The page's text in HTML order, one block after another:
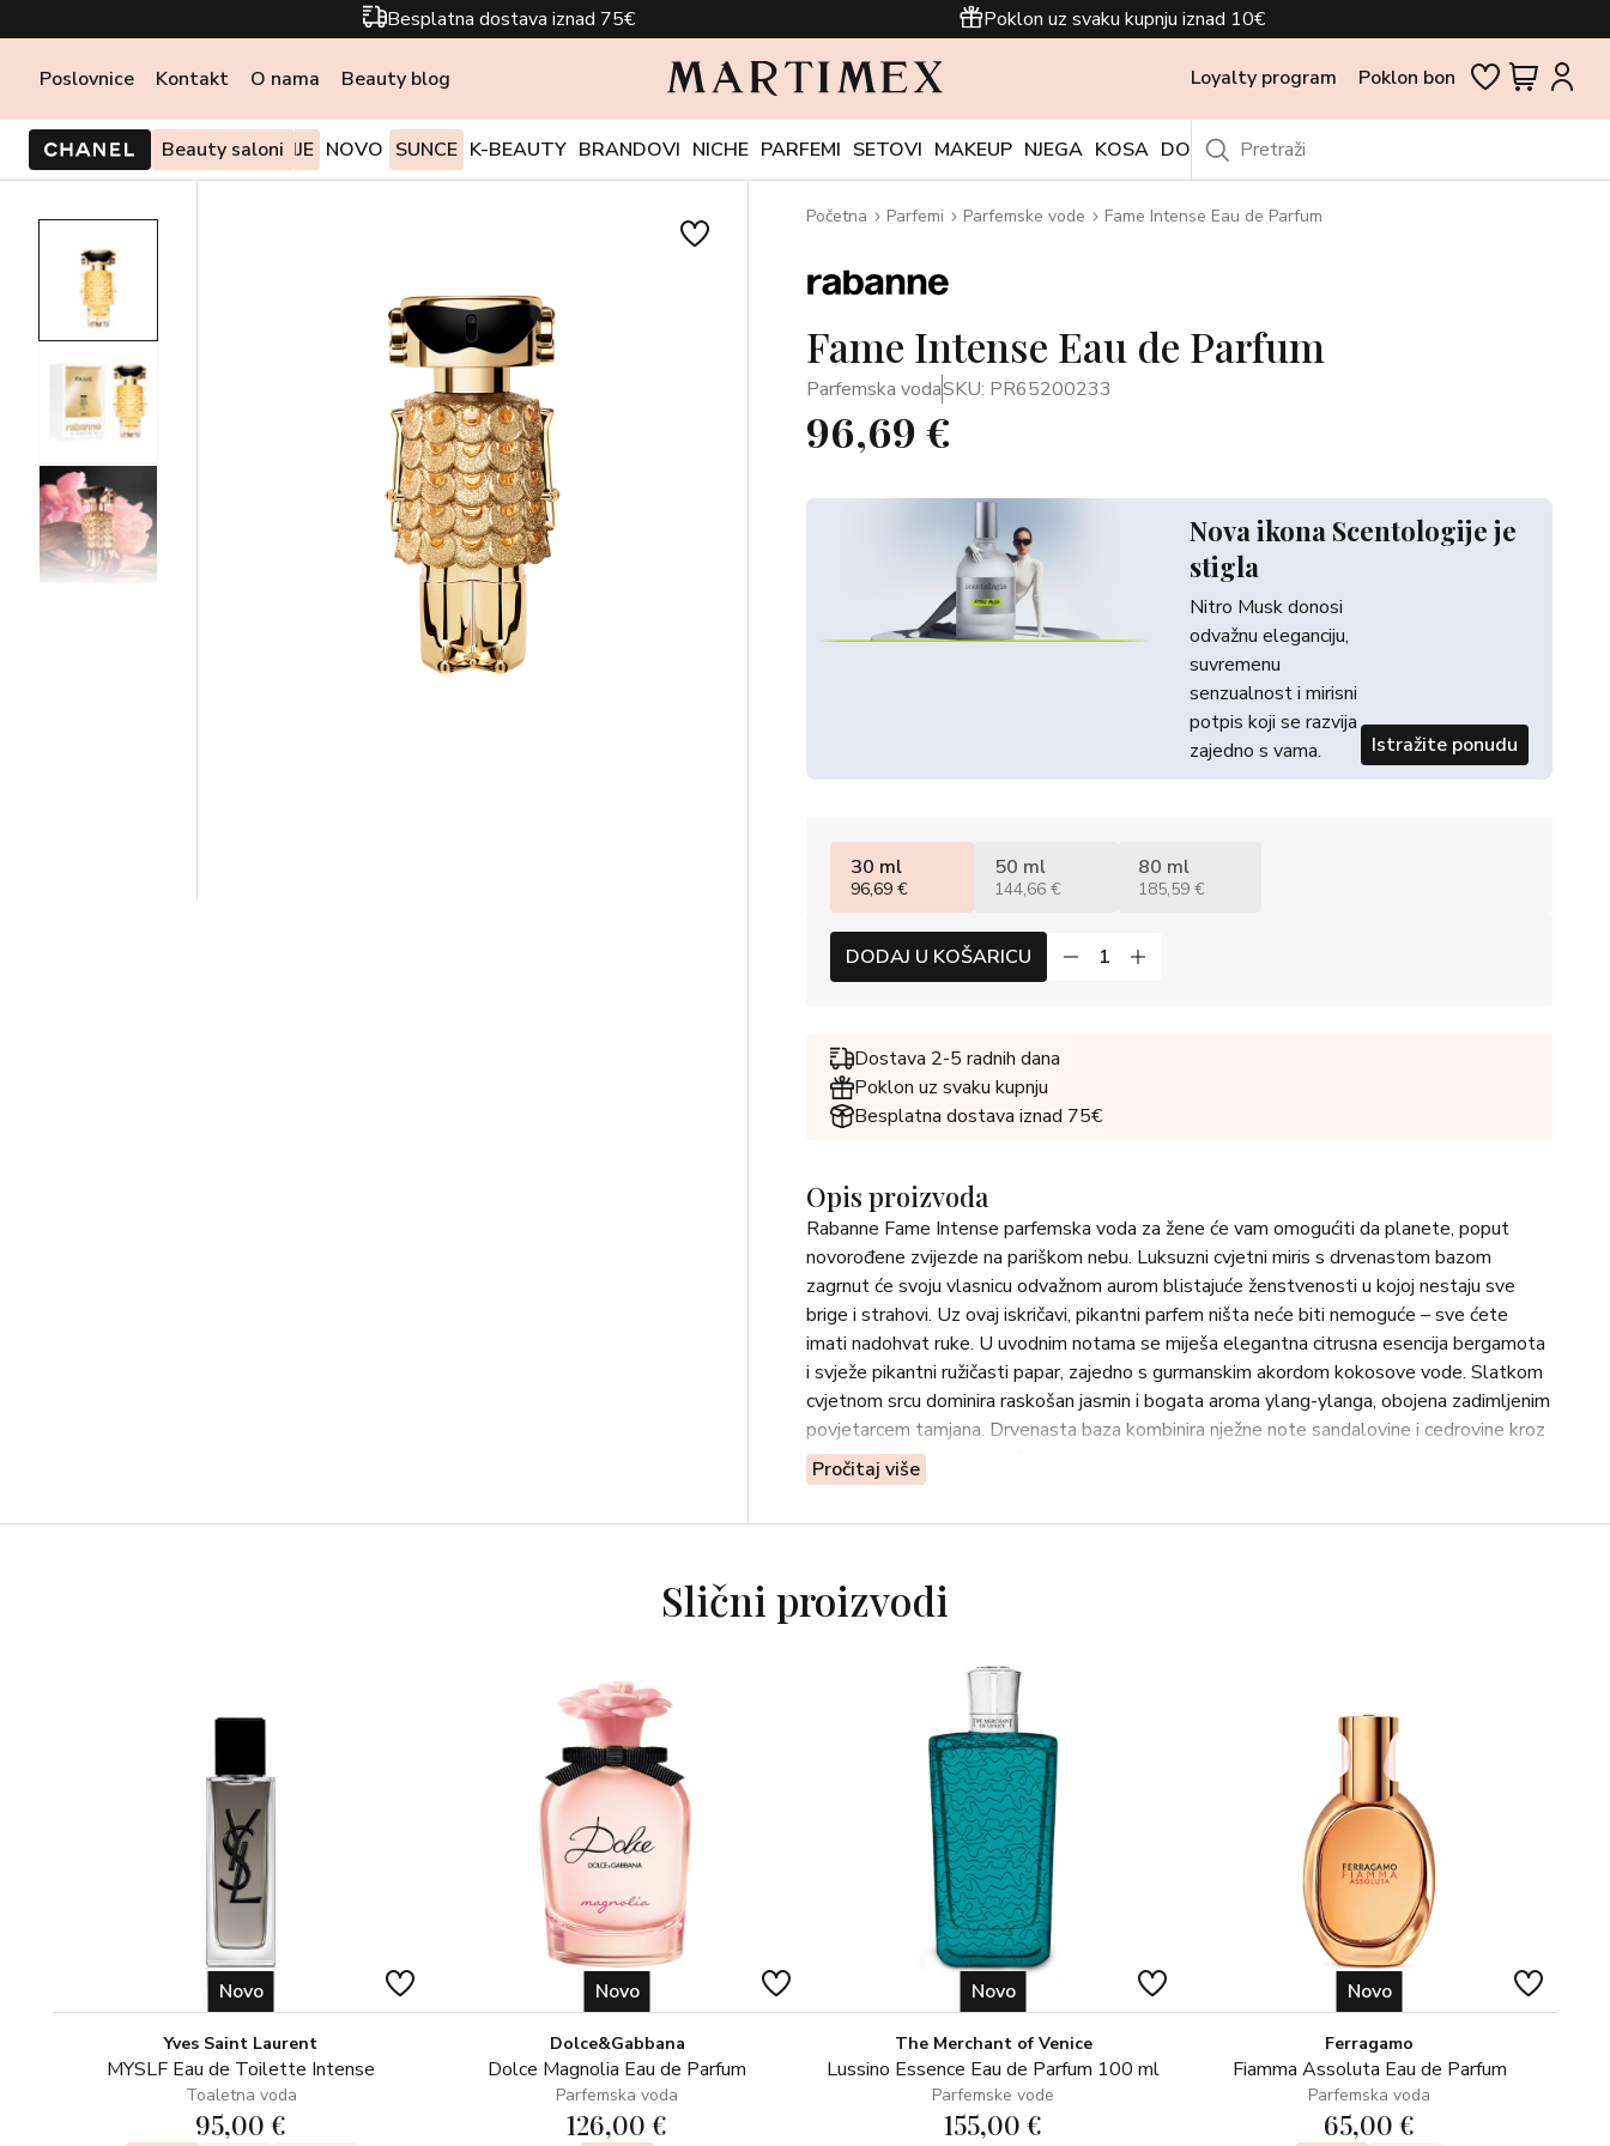
Besplatna dostava iznad 75€ Poklon uz svaku kupnju iznad 10€
Poslovnice Kontakt O nama Beauty blog Loyalty program Poklon bon
Beauty saloni
PONUDE I AKCIJE NOVO SUNCE K-BEAUTY BRANDOVI NICHE PARFEMI SETOVI MAKEUP NJEGA KOSA DODACI OUTLET
Početna Parfemi Parfemske vode Fame Intense Eau de Parfum
Fame Intense Eau de Parfum
Parfemska vodaSKU: PR65200233
96,69 €
Nova ikona Scentologije je
stigla
Nitro Musk donosi
odvažnu eleganciju,
suvremenu
senzualnost i mirisni
potpis koji se razvija
zajedno s vama.
Istražite ponudu
30 ml
96,69 €
50 ml
144,66 €
80 ml
185,59 €
DODAJ U KOŠARICU
Dostava 2-5 radnih dana
Poklon uz svaku kupnju
Besplatna dostava iznad 75€
Opis proizvoda
Rabanne Fame Intense parfemska voda za žene će vam omogućiti da planete, poput
novorođene zvijezde na pariškom nebu. Luksuzni cvjetni miris s drvenastom bazom
zagrnut će svoju vlasnicu odvažnom aurom blistajuće ženstvenosti u kojoj nestaju sve
brige i strahovi. Uz ovaj iskričavi, pikantni parfem ništa neće biti nemoguće – sve ćete
imati nadohvat ruke. U uvodnim notama se miješa elegantna citrusna esencija bergamota
i svježe pikantni ružičasti papar, zajedno s gurmanskim akordom kokosove vode. Slatkom
cvjetnom srcu dominira raskošan jasmin i bogata aroma ylang-ylanga, obojena zadimljenim
povjetarcem tamjana. Drvenasta baza kombinira nježne note sandalovine i cedrovine kroz
koje probija senzualni mošus.
GERANIOL CINNAMYL ALCOHOL BENZYL BENZOATE CITRAL BENZYL ALCOHOL
CI 19140 (YELLOW 5) CI 14700 (RED 4) CI 60730 (EXT. VIOLET 2)
Pročitaj više
Slični proizvodi
Novo
Yves Saint Laurent
MYSLF Eau de Toilette Intense
Toaletna voda
95,00 €
Novo
Dolce&Gabbana
Dolce Magnolia Eau de Parfum
Parfemska voda
126,00 €
Novo
The Merchant of Venice
Lussino Essence Eau de Parfum 100 ml
Parfemske vode
155,00 €
Novo
Ferragamo
Fiamma Assoluta Eau de Parfum
Parfemska voda
65,00 €